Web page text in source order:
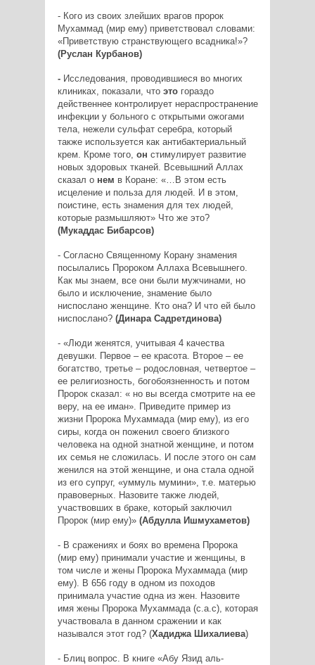
- Кого из своих злейших врагов пророк
Мухаммад (мир ему) приветствовал словами:
«Приветствую странствующего всадника!»?
(Руслан Курбанов)
- Исследования, проводившиеся во многих
клиниках, показали, что это гораздо
действеннее контролирует нераспространение
инфекции у больного с открытыми ожогами
тела, нежели сульфат серебра, который
также используется как антибактериальный
крем. Кроме того, он стимулирует развитие
новых здоровых тканей. Всевышний Аллах
сказал о нем в Коране: «…В этом есть
исцеление и польза для людей. И в этом,
поистине, есть знамения для тех людей,
которые размышляют» Что же это?
(Мукаддас Бибарсов)
- Согласно Священному Корану знамения
посылались Пророком Аллаха Всевышнего.
Как мы знаем, все они были мужчинами, но
было и исключение, знамение было
ниспослано женщине. Кто она? И что ей было
ниспослано? (Динара Садретдинова)
- «Люди женятся, учитывая 4 качества
девушки. Первое – ее красота. Второе – ее
богатство, третье – родословная, четвертое –
ее религиозность, богобоязненность и потом
Пророк сказал: « но вы всегда смотрите на ее
веру, на ее иман». Приведите пример из
жизни Пророка Мухаммада (мир ему), из его
сиры, когда он поженил своего близкого
человека на одной знатной женщине, и потом
их семья не сложилась. И после этого он сам
женился на этой женщине, и она стала одной
из его супруг, «уммуль мумини», т.е. матерью
правоверных. Назовите также людей,
участвовших в браке, который заключил
Пророк (мир ему)» (Абдулла Ишмухаметов)
- В сражениях и боях во времена Пророка
(мир ему) принимали участие и женщины, в
том числе и жены Пророка Мухаммада (мир
ему). В 656 году в одном из походов
принимала участие одна из жен. Назовите
имя жены Пророка Мухаммада (с.а.с), которая
участвовала в данном сражении и как
назывался этот год? (Хадиджа Шихалиева)
- Блиц вопрос. В книге «Абу Язид аль-